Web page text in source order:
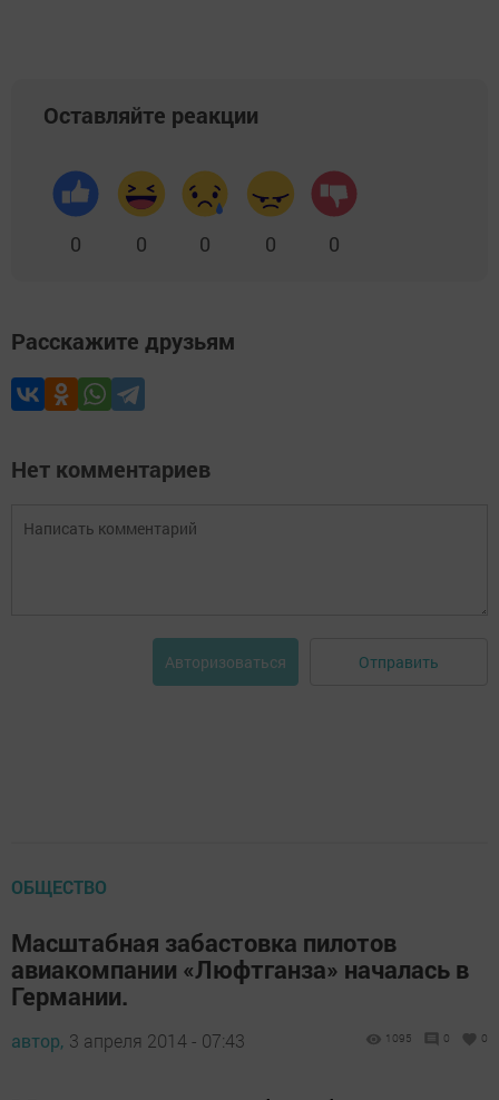
Оставляйте реакции
0 0 0 0 0
Расскажите друзьям
Нет комментариев
Авторизоваться Отправить
ОБЩЕСТВО
Масштабная забастовка пилотов
авиакомпании «Люфтганза» началась в
Германии.
автор, 3 апреля 2014 - 07:43 1095 0 0